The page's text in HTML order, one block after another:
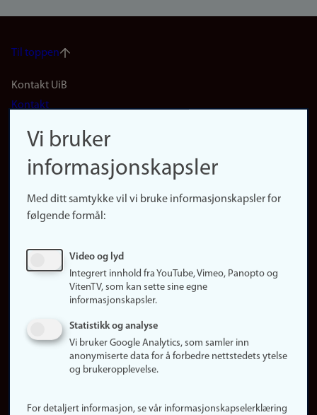
Til toppen
Footer
(no)
Kontakt UiB
Kontakt
Finn forsker
Presse
Finn studier
Ledige stillinger
Om nettstedet
Informasjonskapsler
Vi bruker
informasjonskapsler
Med ditt samtykke vil vi bruke informasjonskapsler for
følgende formål:
Video og lyd
Integrert innhold fra YouTube, Vimeo, Panopto og
VitenTV, som kan sette sine egne
informasjonskapsler.
Statistikk og analyse
Vi bruker Google Analytics, som samler inn
anonymiserte data for å forbedre nettstedets ytelse
og brukeropplevelse.
For detaljert informasjon, se vår informasjonskapselerklæring